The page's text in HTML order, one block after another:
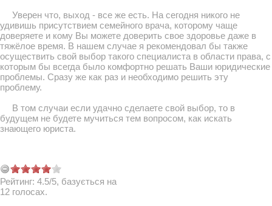
Уверен что, выход - все же есть. На сегодня никого не
удивишь присутствием семейного врача, которому чаще
доверяете и кому Вы можете доверить свое здоровье даже в
тяжёлое время. В нашем случае я рекомендовал бы также
осуществить свой выбор такого специалиста в области права, с
которым бы всегда было комфортно решать Ваши юридические
проблемы. Сразу же как раз и необходимо решить эту
проблему.
В том случаи если удачно сделаете свой выбор, то в
будущем не будете мучиться тем вопросом, как искать
знающего юриста.
Рейтинг: 4.5/5, базується на
12 голосах.